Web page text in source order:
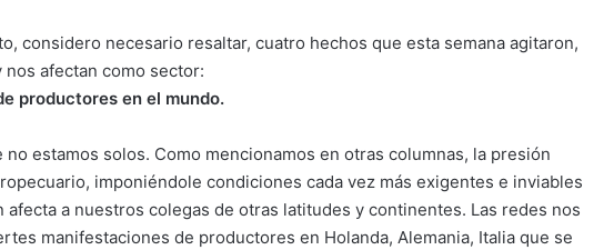
considero necesario resaltar, cuatro hechos que esta semana agitaron,
nos afectan como sector:
productores en el mundo.
no estamos solos. Como mencionamos en otras columnas, la presión
imponiéndole condiciones cada vez más exigentes e inviables
afecta a nuestros colegas de otras latitudes y continentes. Las redes nos
manifestaciones de productores en Holanda, Alemania, Italia que se